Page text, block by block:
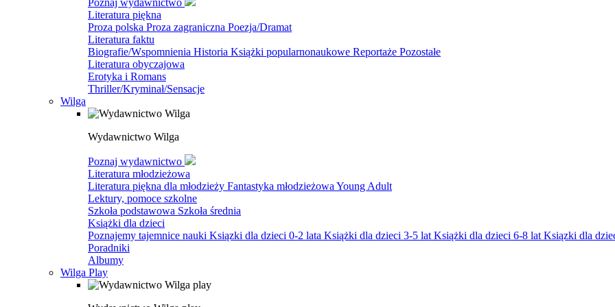
Poznaj wydawnictwo
Literatura piękna
Proza polska Proza zagraniczna Poezja/Dramat
Literatura faktu
Biografie/Wspomnienia Historia Książki popularnonaukowe Reportaże Pozostałe
Literatura obyczajowa
Erotyka i Romans
Thriller/Kryminał/Sensacje
Wilga
Wydawnictwo Wilga
Poznaj wydawnictwo
Literatura młodzieżowa
Literatura piękna dla młodzieży Fantastyka młodzieżowa Young Adult
Lektury, pomoce szkolne
Szkoła podstawowa Szkoła średnia
Książki dla dzieci
Poznajemy tajemnice nauki Ksiązki dla dzieci 0-2 lata Książki dla dzieci 3-5 lat Książki dla dzieci 6-8 lat Ksiązki dla
Poradniki
Albumy
Wilga Play